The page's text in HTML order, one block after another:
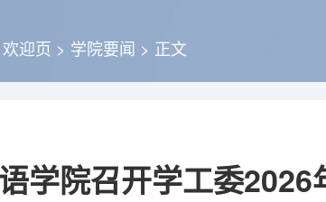
欢迎页 > 学院要闻 > 正文
学院召开学工委